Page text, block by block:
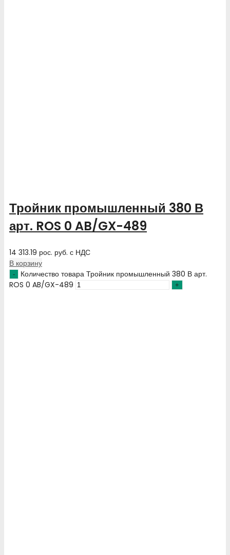
Тройник промышленный 380 В
арт. ROS 0 AB/GX-489
14 313.19 рос. руб. с НДС
В корзину
Количество товара Тройник промышленный 380 В арт.
ROS 0 AB/GX-489